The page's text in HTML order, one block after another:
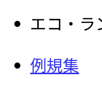
エコ・ラ
例規集